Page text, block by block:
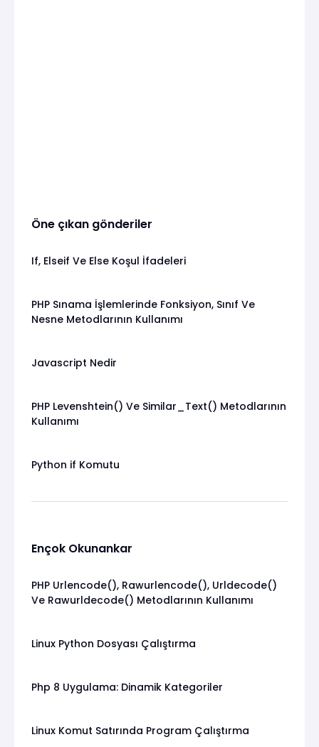
Öne çıkan gönderiler
If, Elseif Ve Else Koşul İfadeleri
PHP Sınama İşlemlerinde Fonksiyon, Sınıf Ve
Nesne Metodlarının Kullanımı
Javascript Nedir
PHP Levenshtein() Ve Similar_Text() Metodlarının
Kullanımı
Python if Komutu
Ençok Okunankar
PHP Urlencode(), Rawurlencode(), Urldecode()
Ve Rawurldecode() Metodlarının Kullanımı
Linux Python Dosyası Çalıştırma
Php 8 Uygulama: Dinamik Kategoriler
Linux Komut Satırında Program Çalıştırma